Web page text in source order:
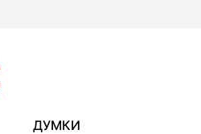
ДУМКИ